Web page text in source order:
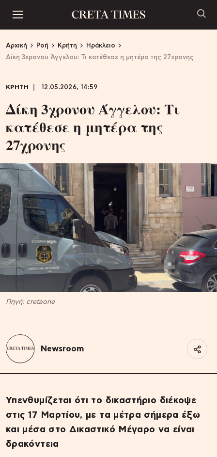
Αρχική Ροή Κρήτη
Ηράκλειο
Δίκη 3χρονου Άγγελου: Τι κατέθεσε η μητέρα της 27χρονης
ΚΡΗΤΗ 12.05.2026, 14:59
Δίκη 3χρονου Άγγελου: Τι
κατέθεσε η μητέρα της
27χρονης
Πηγή: cretaone
Newsroom
Υπενθυμίζεται ότι το δικαστήριο διέκοψε
στις 17 Μαρτίου, με τα μέτρα σήμερα έξω
και μέσα στο Δικαστικό Μέγαρο να είναι
δρακόντεια